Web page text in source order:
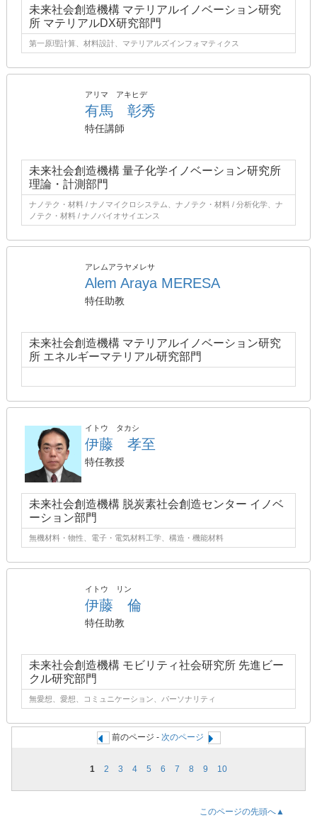
未来社会創造機構 マテリアルイノベーション研究
所 マテリアルDX研究部門
第一原理計算、材料設計、マテリアルズインフォマティクス
アリマ アキヒデ
有馬 彰秀
特任講師
未来社会創造機構 量子化学イノベーション研究所
理論・計測部門
ナノテク・材料 / ナノマイクロシステム、ナノテク・材料 / 分析化学、ナ
ノテク・材料 / ナノバイオサイエンス
アレムアラヤメレサ
Alem Araya MERESA
特任助教
未来社会創造機構 マテリアルイノベーション研究
所 エネルギーマテリアル研究部門
イトウ タカシ
伊藤 孝至
特任教授
未来社会創造機構 脱炭素社会創造センター イノベ
ーション部門
無機材料・物性、電子・電気材料工学、構造・機能材料
イトウ リン
伊藤 倫
特任助教
未来社会創造機構 モビリティ社会研究所 先進ビー
クル研究部門
無愛想、愛想、コミュニケーション、パーソナリティ
前のページ - 次のページ
1 2 3 4 5 6 7 8 9 10
このページの先頭へ▲